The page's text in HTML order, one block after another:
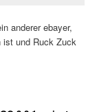
anderer ebayer,
ist und Ruck Zuck